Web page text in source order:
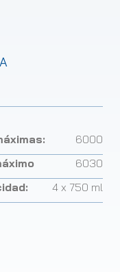
6000
6030
4 x 750 ml